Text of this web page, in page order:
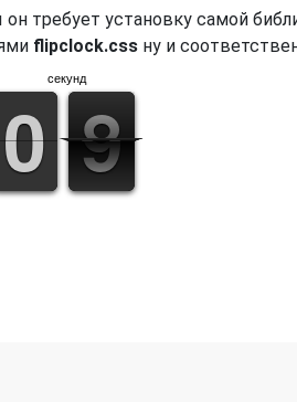
требует установку самой
flipclock.css ну и
секунд
1
0
0 8
7
7